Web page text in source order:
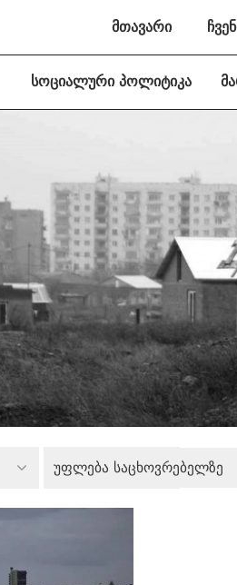
მთავარი
სოციალური პოლიტიკა
უფლება საცხოვრებელზე